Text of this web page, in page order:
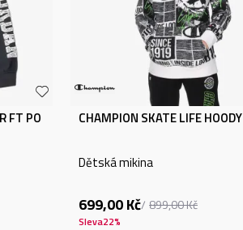
FT PO CHAMPION SKATE LIFE HOODY
Dětská mikina
699,00Kč 899,00Kč
Sleva22%